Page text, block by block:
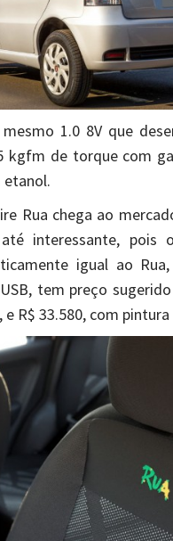
1.0 8V que
kgfm de torque com
etanol.
Rua chega ao
interessante, pois
igual ao
tem preço
R$ 33.580, com